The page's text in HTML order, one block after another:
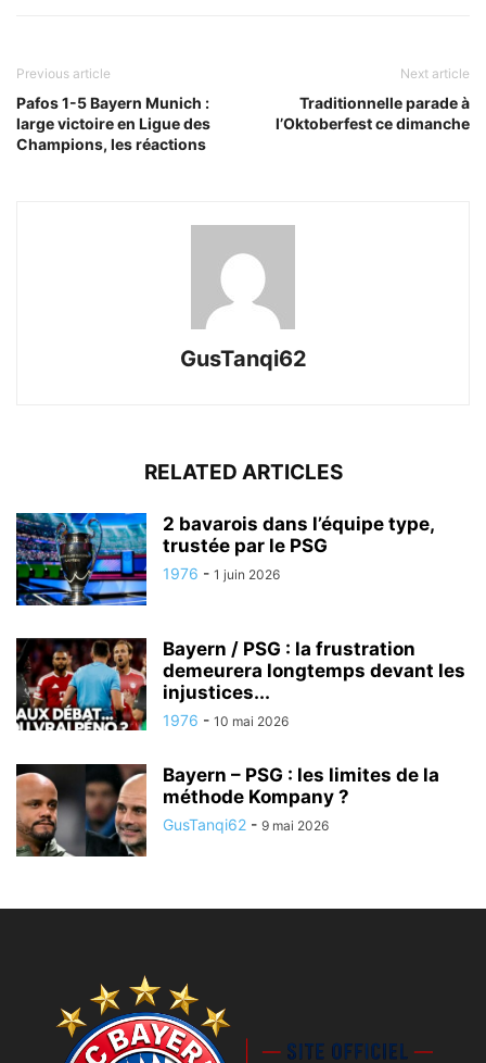
Previous article
Pafos 1-5 Bayern Munich :
large victoire en Ligue des
Champions, les réactions
Next article
Traditionnelle parade à
l’Oktoberfest ce dimanche
GusTanqi62
RELATED ARTICLES
2 bavarois dans l’équipe type,
trustée par le PSG
1976 - 1 juin 2026
Bayern / PSG : la frustration
demeurera longtemps devant les
injustices...
1976 - 10 mai 2026
Bayern – PSG : les limites de la
méthode Kompany ?
GusTanqi62 - 9 mai 2026